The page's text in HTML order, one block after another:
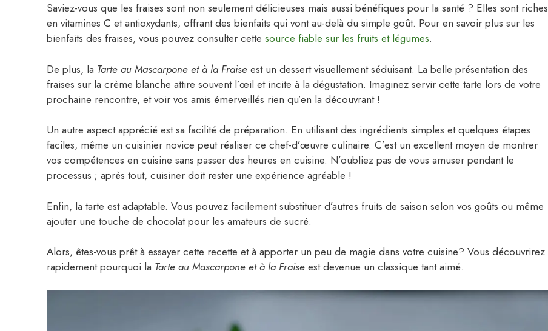
Saviez-vous que les fraises sont non seulement délicieuses mais aussi bénéfiques pour la santé ? Elles sont riches
en vitamines C et antioxydants, offrant des bienfaits qui vont au-delà du simple goût. Pour en savoir plus sur les
bienfaits des fraises, vous pouvez consulter cette source fiable sur les fruits et légumes.
De plus, la Tarte au Mascarpone et à la Fraise est un dessert visuellement séduisant. La belle présentation des
fraises sur la crème blanche attire souvent l’œil et incite à la dégustation. Imaginez servir cette tarte lors de votre
prochaine rencontre, et voir vos amis émerveillés rien qu’en la découvrant !
Un autre aspect apprécié est sa facilité de préparation. En utilisant des ingrédients simples et quelques étapes
faciles, même un cuisinier novice peut réaliser ce chef-d’œuvre culinaire. C’est un excellent moyen de montrer
vos compétences en cuisine sans passer des heures en cuisine. N’oubliez pas de vous amuser pendant le
processus ; après tout, cuisiner doit rester une expérience agréable !
Enfin, la tarte est adaptable. Vous pouvez facilement substituer d’autres fruits de saison selon vos goûts ou même
ajouter une touche de chocolat pour les amateurs de sucré.
Alors, êtes-vous prêt à essayer cette recette et à apporter un peu de magie dans votre cuisine? Vous découvrirez
rapidement pourquoi la Tarte au Mascarpone et à la Fraise est devenue un classique tant aimé.